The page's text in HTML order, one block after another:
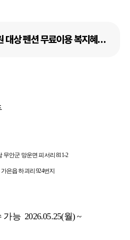
[안내] 화물맨 정회원 대상 펜션 무료이용 복지혜택 (2026년)
무안군 망운면 피서리 811-2
은읍 하괴리 924번지
능 2026.05.25(월) ~